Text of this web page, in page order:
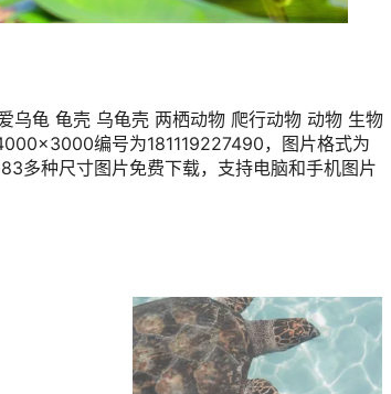
乌龟 龟壳 乌龟壳 两栖动物 爬行动物 动物 生物
编号为181119227490，图片格式为
种尺寸图片免费下载，支持电脑和手机图片